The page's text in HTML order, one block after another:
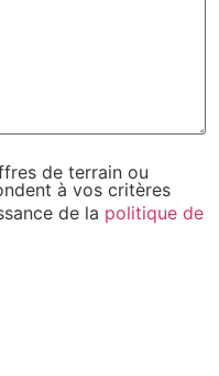
de terrain ou
à vos critères
de la politique de